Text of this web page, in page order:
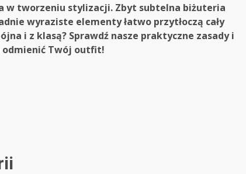
w tworzeniu stylizacji. Zbyt subtelna biżuteria
wyraziste elementy łatwo przytłoczą cały
i z klasą? Sprawdź nasze praktyczne zasady i
odmienić Twój outfit!